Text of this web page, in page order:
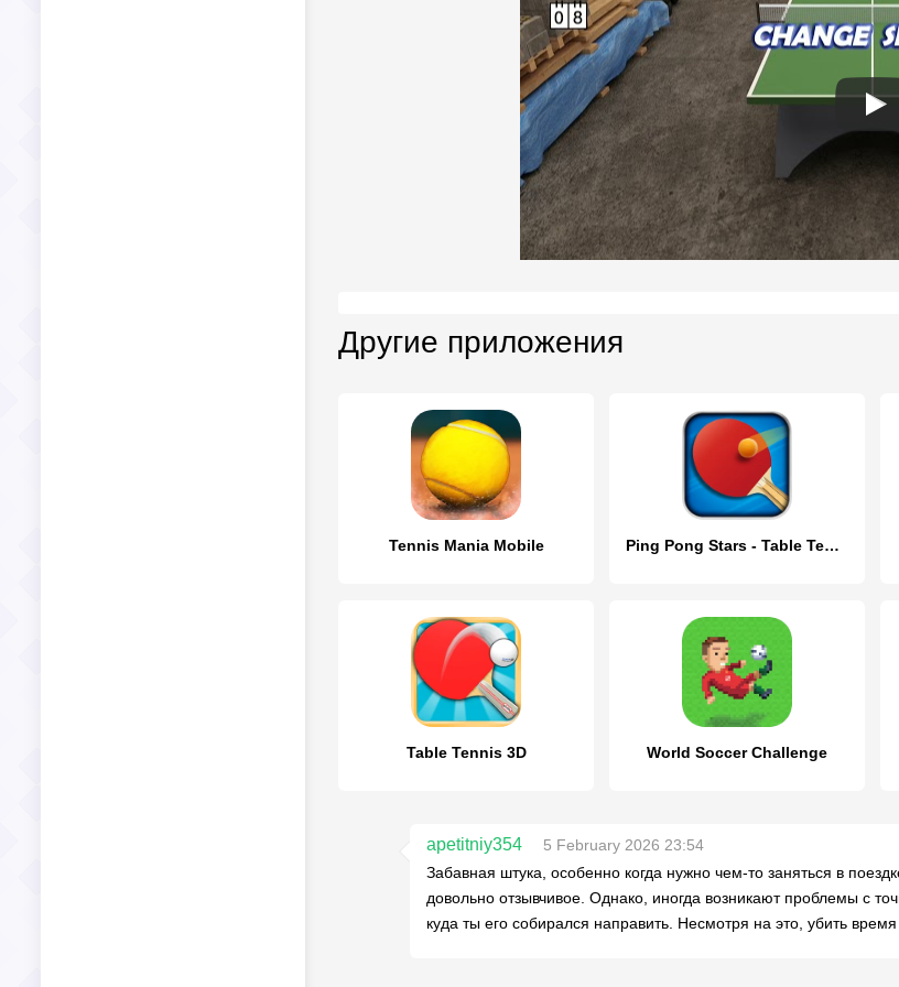
Другие приложения
Tennis Mania Mobile Ping Pong Stars - Table Tennis
Table Tennis 3D World Soccer Challenge
apetitniy354
5 February 2026 23:54
Забавная штука, особенно когда нужно чем-то заняться в
довольно отзывчивое. Однако, иногда возникают проблемы с
куда ты его собирался направить. Несмотря на это, убить